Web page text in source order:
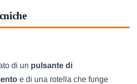
di un pulsante di
e di una rotella che funge